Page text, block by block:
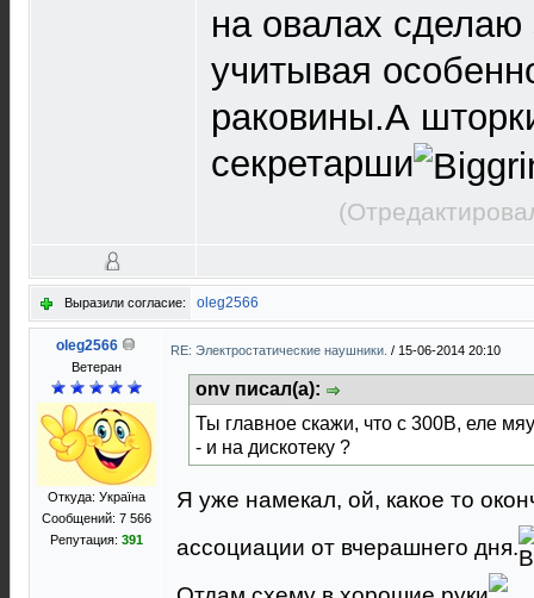
на овалах сделаю
учитывая
раковины.А
секретарши
Выразили согласие: oleg2566
oleg2566
Ветеран
Откуда: Україна
Сообщений: 7 566
Репутация: 391
RE: Электростатические наушники. / 15-06-2014 20:10
onv писал(а):
Ты главное скажи, что с 300В, еле
- и на дискотеку ?
Я уже намекал, ой, какое то
ассоциации от вчерашнего дня.